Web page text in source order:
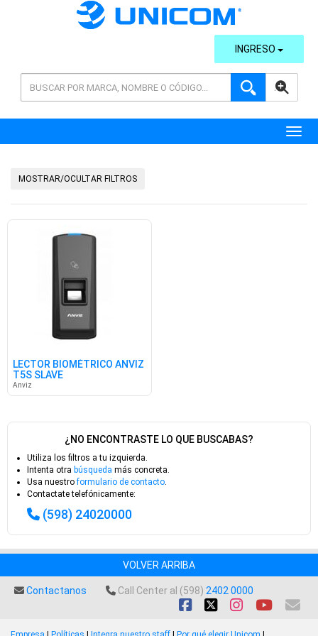
AVANZADA
INGRESO
MOSTRAR/OCULTAR FILTROS
LECTOR BIOMÉTRICO ANVIZ
T5S SLAVE
Anviz
¿NO ENCONTRASTE LO QUE BUSCABAS?
Utiliza los filtros a tu izquierda.
Intenta otra búsqueda más concreta.
Usa nuestroformulario de contacto.
Contactate telefónicamente:
(598) 24020000
VOLVER ARRIBA
Contactanos Call Center al (598) 2402 0000